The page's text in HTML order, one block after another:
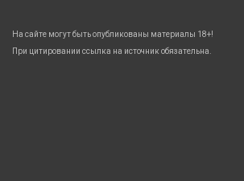
На сайте могут быть опубликованы материалы 18+!
При цитировании ссылка на источник обязательна.